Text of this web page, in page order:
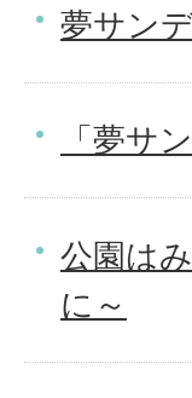
夢サン
「夢サ
公園は
に～